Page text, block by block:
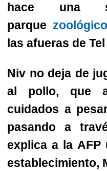
hace una
parque zoológico
las afueras de
Niv no deja de
al pollo, que
cuidados a
pasando a
explica a la AFP
establecimiento,